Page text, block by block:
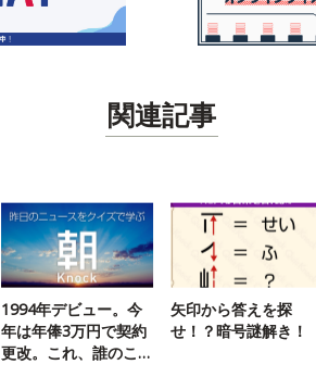
関連記事
1994年デビュー。今
年は年俸3万円で契約
更改。これ、誰のこ
矢印から答えを探
せ！？暗号謎解き！